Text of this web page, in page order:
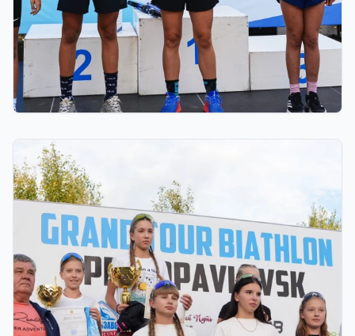
ФИНАЛ: В АСТАНЕ ПРОЙДЕТ
ЗАКЛЮЧИТЕЛЬНЫЙ ЭТАП GRAND TOUR
BIATHLON